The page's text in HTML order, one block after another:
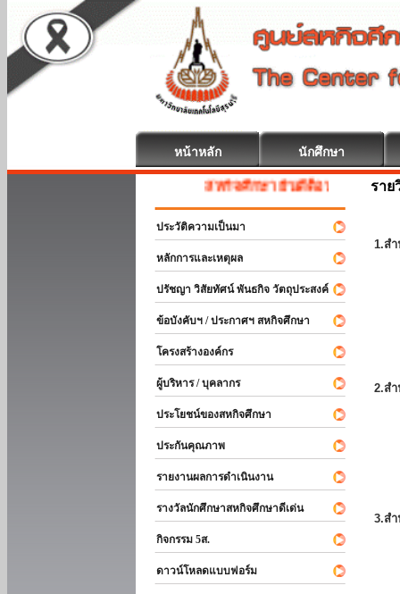
หน้าหลัก นักศึกษา
สหกิจศึกษา ยินดีต้อนรับ
ประวัติความเป็นมา
หลักการและเหตุผล
ปรัชญา วิสัยทัศน์ พันธกิจ วัตถุประสงค์
ข้อบังคับฯ / ประกาศฯ สหกิจศึกษา
โครงสร้างองค์กร
ผู้บริหาร / บุคลากร
ประโยชน์ของสหกิจศึกษา
ประกันคุณภาพ
รายงานผลการดำเนินงาน
รางวัลนักศึกษาสหกิจศึกษาดีเด่น
กิจกรรม 5ส.
ดาวน์โหลดแบบฟอร์ม
ราย
1.ส
2.ส
3.ส